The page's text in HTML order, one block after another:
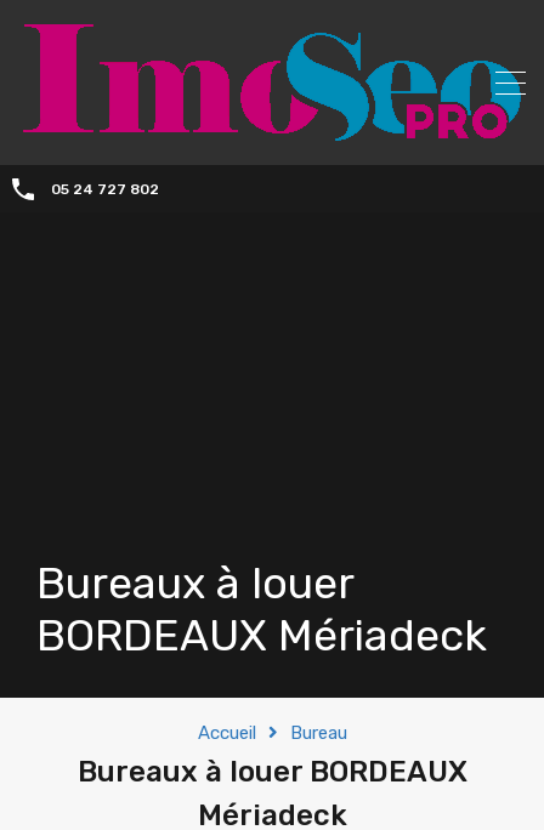
05 24 727 802
Bureaux à louer
BORDEAUX Mériadeck
Accueil Bureau
Bureaux à louer BORDEAUX
Mériadeck